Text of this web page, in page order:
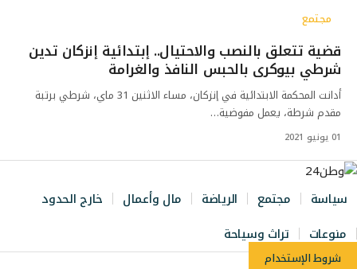
مجتمع
قضية تتعلق بالنصب والاحتيال.. إبتدائية إنزكان تدين
شرطي بيوكرى بالحبس النافذ والغرامة
أدانت المحكمة الابتدائية في إنزكان، مساء الاثنين 31 ماي، شرطي برتبة
مقدم شرطة، يعمل مفوضية…
01 يونيو 2021
سياسة مجتمع الرياضة مال وأعمال
خارج الحدود
منوعات
تراث وسياحة
شروط الإستخدام